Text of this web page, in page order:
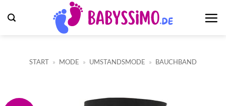
Inhalt
START » MODE » UMSTANDSMODE » BAUCHBAND